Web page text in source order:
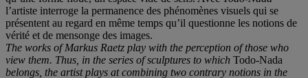
l’artiste interroge la permanence des phénomènes visuels qui se
présentent au regard en même temps qu’il questionne les notions de
vérité et de mensonge des images.
The works of Markus Raetz play with the perception of those who
view them. Thus, in the series of sculptures to which Todo-Nada
belongs, the artist plays at combining two contrary notions in the